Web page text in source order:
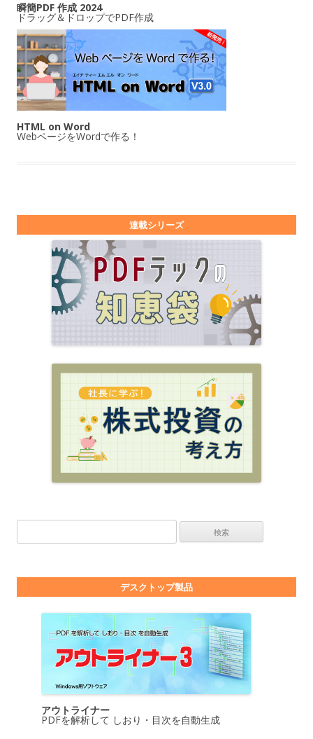
瞬簡PDF 作成 2024
ドラッグ＆ドロップでPDF作成
HTML on Word
WebページをWordで作る！
連載シリーズ
デスクトップ製品
アウトライナー
PDFを解析して しおり・目次を自動生成